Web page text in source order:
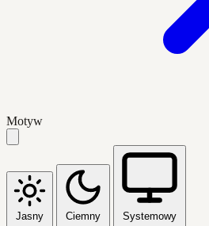
Motyw
Jasny Ciemny Systemowy